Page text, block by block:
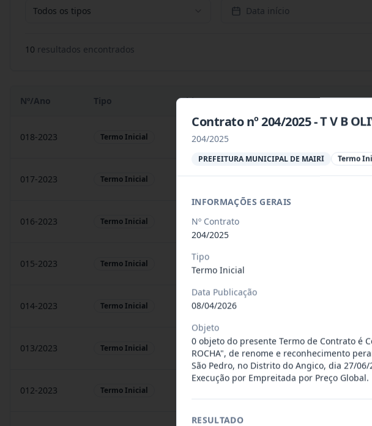
Todos os tipos Data início
10 resultados encontrados
Nº/Ano Tipo Objeto
018-2023 Termo Inicial Contratação de empresa especializada para
017-2023 Termo Inicial Contratação de empresa especializada para a
016-2023 Termo Inicial prestação de serviços de saúde, de forma
015-2023 Termo Inicial prestação de sarvigos de saúde, de forma
014-2023 Termo Inicial Locação de sonorização de pequeno porte e
013/2023 Termo Inicial Constitui o objeto do presente contrato a
012-2023 Termo Inicial
Contrato nº 204/2025 - T V B
204/2025
PREFEITURA MUNICIPAL DE MAIRI Termo
INFORMAÇÕES GERAIS
Nº Contrato
204/2025
Tipo
Termo Inicial
Data Publicação
08/04/2026
Objeto
0 objeto do presente Termo de Contrato é
ROCHA", de renome e reconhecimento
São Pedro, no Distrito do Angico, dia 27/
Execução por Empreitada por Preço Global.
RESULTADO